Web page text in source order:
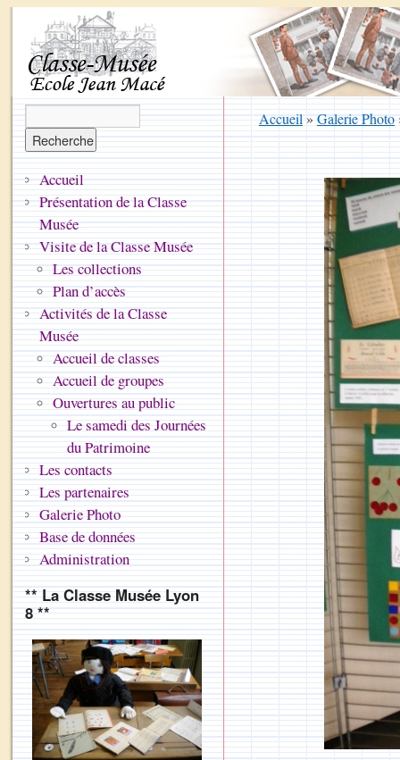
Accueil»Galerie Photo
Accueil
Présentation de la Classe
Musée
Visite de la Classe Musée
Les collections
Plan d’accès
Activités de la Classe
Musée
Accueil de classes
Accueil de groupes
Ouvertures au public
Le samedi des Journées
du Patrimoine
Les contacts
Les partenaires
Galerie Photo
Base de données
Administration
** La Classe Musée Lyon
8 **